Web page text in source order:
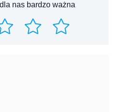
nas bardzo ważna